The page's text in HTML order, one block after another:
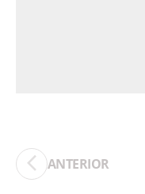
ANTERIOR